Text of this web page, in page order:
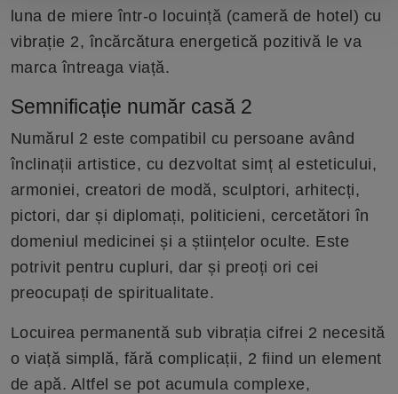
luna de miere într-o locuință (cameră de hotel) cu
vibrație 2, încărcătura energetică pozitivă le va
marca întreaga viață.
Semnificație număr casă 2
Numărul 2 este compatibil cu persoane având
înclinații artistice, cu dezvoltat simț al esteticului,
armoniei, creatori de modă, sculptori, arhitecți,
pictori, dar și diplomați, politicieni, cercetători în
domeniul medicinei și a științelor oculte. Este
potrivit pentru cupluri, dar și preoți ori cei
preocupați de spiritualitate.
Locuirea permanentă sub vibrația cifrei 2 necesită
o viață simplă, fără complicații, 2 fiind un element
de apă. Altfel se pot acumula complexe,